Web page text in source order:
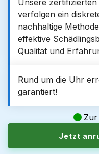
Unsere zertifizierten
verfolgen ein
nachhaltige
effektive
Qualität und
Rund um die Uhr
garantiert!
Jetzt